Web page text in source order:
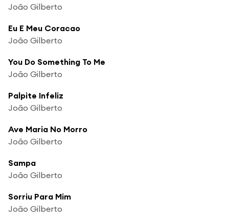
João Gilberto
Eu E Meu Coracao
João Gilberto
You Do Something To Me
João Gilberto
Palpite Infeliz
João Gilberto
Ave Maria No Morro
João Gilberto
Sampa
João Gilberto
Sorriu Para Mim
João Gilberto